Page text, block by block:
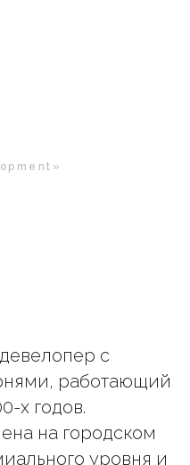
с
работающий
х годов.
на городском
уровня и